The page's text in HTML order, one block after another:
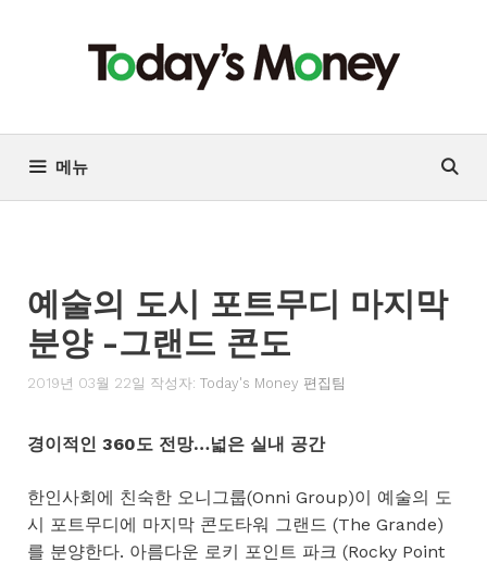
기
메뉴
예술의 도시 포트무디 마지막
분양 -그랜드 콘도
2019년 03월 22일 작성자: Today's Money 편집팀
경이적인 360도 전망…넓은 실내 공간
한인사회에 친숙한 오니그룹(Onni Group)이 예술의 도
시 포트무디에 마지막 콘도타워 그랜드 (The Grande)
를 분양한다. 아름다운 로키 포인트 파크 (Rocky Point